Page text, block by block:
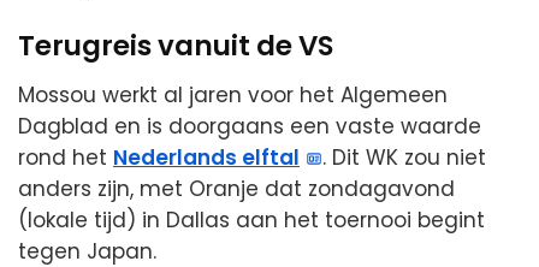
Terugreis vanuit de VS
Mossou werkt al jaren voor het Algemeen
Dagblad en is doorgaans een vaste waarde
rond het Nederlands elftal
. Dit WK zou niet
anders zijn, met Oranje dat zondagavond
(lokale tijd) in Dallas aan het toernooi begint
tegen Japan.